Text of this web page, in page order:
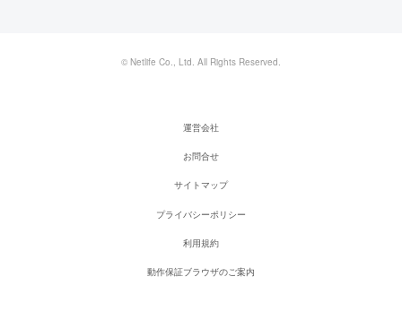
© Netlife Co., Ltd. All Rights Reserved.
運営会社
お問合せ
サイトマップ
プライバシーポリシー
利用規約
動作保証ブラウザのご案内